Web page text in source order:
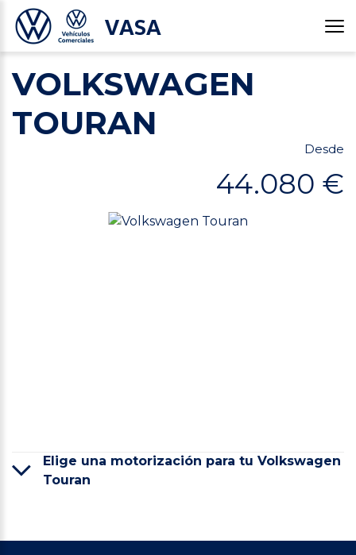
VASA
VOLKSWAGEN
TOURAN
Desde
44.080 €
Elige una motorización para tu Volkswagen
Touran